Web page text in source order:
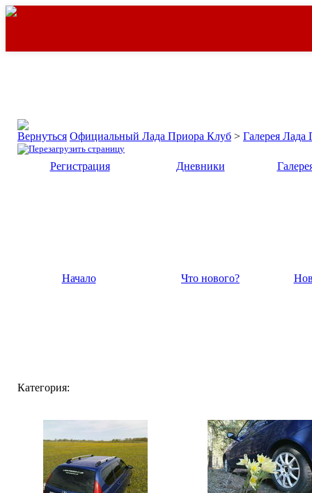
Официальный Лада Приора Клуб > Галерея Лада
Регистрация Дневники
Начало Что нового?
Категория: